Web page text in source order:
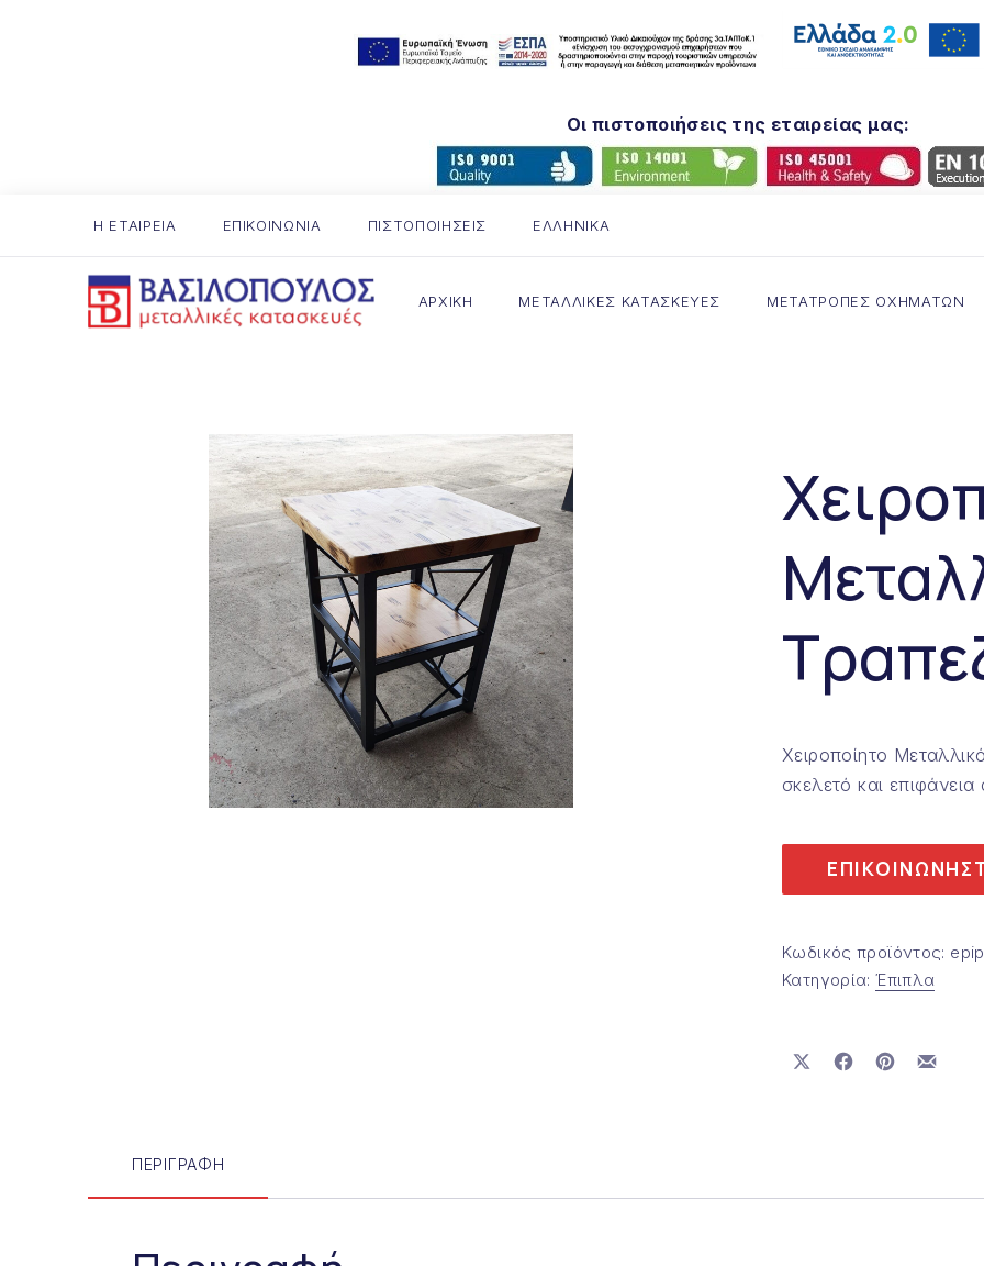
Οι πιστοποιήσεις της εταιρείας μας:
Η ΕΤΑΙΡΕΙΑ ΕΠΙΚΟΙΝΩΝΙΑ ΠΙΣΤΟΠΟΙΗΣΕΙΣ ΕΛΛΗΝΙΚΆ
ΑΡΧΙΚΗ ΜΕΤΑΛΛΙΚΕΣ ΚΑΤΑΣΚΕΥΕΣ ΜΕΤΑΤΡΟΠΕΣ ΟΧΗΜΑΤΩΝ
Χειροποίητο
σκελετό και
Κωδικός προϊόντος:
Κατηγορία:Έπιπλα
Μοιραστείτε το στο X
Μοιραστείτε το
Μοιραστείτε
ΠΕΡΙΓΡΑΦΉ